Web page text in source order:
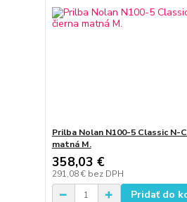
Prilba Nolan N100-5 Classic N-
matná M.
358,03 €
291,08 € bez DPH
Pridať do